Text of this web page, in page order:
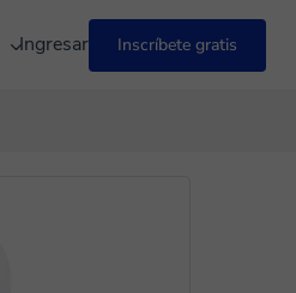
Ingresar Inscríbete gratis